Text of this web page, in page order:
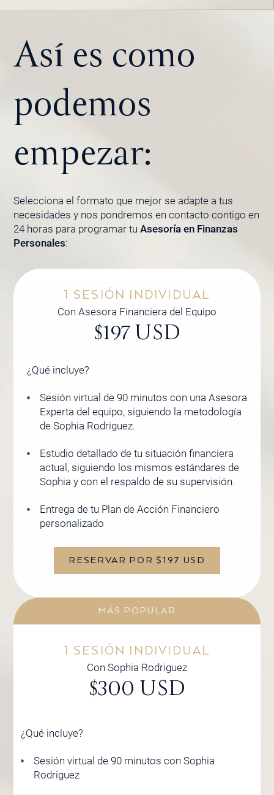
Así es como
podemos
empezar:
Selecciona el formato que mejor se adapte a tus
necesidades y nos pondremos en contacto contigo en
24 horas para programar tu Asesoría en Finanzas
Personales:
1 SESIÓN INDIVIDUAL
Con Asesora Financiera del Equipo
$197 USD
¿Qué incluye?
Sesión virtual de 90 minutos con una Asesora
Experta del equipo, siguiendo la metodología
de Sophia Rodriguez.
Estudio detallado de tu situación financiera
actual, siguiendo los mismos estándares de
Sophia y con el respaldo de su supervisión.
Entrega de tu Plan de Acción Financiero
personalizado
RESERVAR POR $197 USD
MÁS POPULAR
1 SESIÓN INDIVIDUAL
Con Sophia Rodriguez
$300 USD
¿Qué incluye?
Sesión virtual de 90 minutos con Sophia
Rodriguez